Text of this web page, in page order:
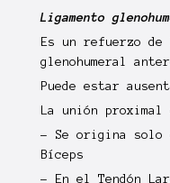
Ligamento
Es un refuerzo de
glenohumeral
Puede estar
La unión proximal
- Se origina solo
Bíceps
- En el Tendón